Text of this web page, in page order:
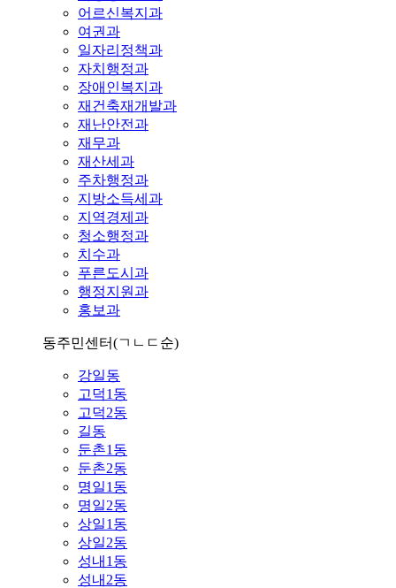
어르신복지과
여권과
일자리정책과
자치행정과
장애인복지과
재건축재개발과
재난안전과
재무과
재산세과
주차행정과
지방소득세과
지역경제과
청소행정과
치수과
푸른도시과
행정지원과
홍보과
동주민센터(ㄱㄴㄷ순)
강일동
고덕1동
고덕2동
길동
둔촌1동
둔촌2동
명일1동
명일2동
상일1동
상일2동
성내1동
성내2동